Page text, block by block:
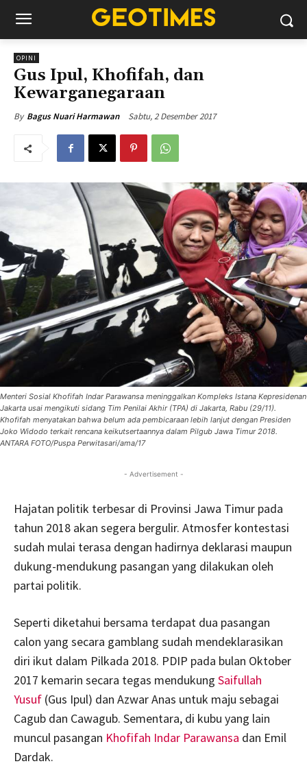
OPINI
Gus Ipul, Khofifah, dan
Kewarganegaraan
By Bagus Nuari Harmawan Sabtu, 2 Desember 2017
Menteri Sosial Khofifah Indar Parawansa meninggalkan Kompleks Istana Kepresidenan
Jakarta usai mengikuti sidang Tim Penilai Akhir (TPA) di Jakarta, Rabu (29/11).
Khofifah menyatakan bahwa belum ada pembicaraan lebih lanjut dengan Presiden
Joko Widodo terkait rencana keikutsertaannya dalam Pilgub Jawa Timur 2018.
ANTARA FOTO/Puspa Perwitasari/ama/17
- Advertisement -
Hajatan politik terbesar di Provinsi Jawa Timur pada
tahun 2018 akan segera bergulir. Atmosfer kontestasi
sudah mulai terasa dengan hadirnya deklarasi maupun
dukung-mendukung pasangan yang dilakukan oleh
partai politik.
Seperti diketahui bersama terdapat dua pasangan
calon yang secara gamblang sudah mendeklarasikan
diri ikut dalam Pilkada 2018. PDIP pada bulan Oktober
2017 kemarin secara tegas mendukung Saifullah
Yusuf (Gus Ipul) dan Azwar Anas untuk maju sebagai
Cagub dan Cawagub. Sementara, di kubu yang lain
muncul pasangan Khofifah Indar Parawansa dan Emil
Dardak.